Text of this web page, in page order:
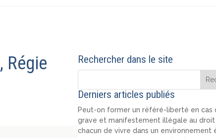
Régie
Rechercher dans le site
Derniers articles publiés
Peut-on former un référé-liberté en cas
grave et manifestement illégale au droit
chacun de vivre dans un environnement